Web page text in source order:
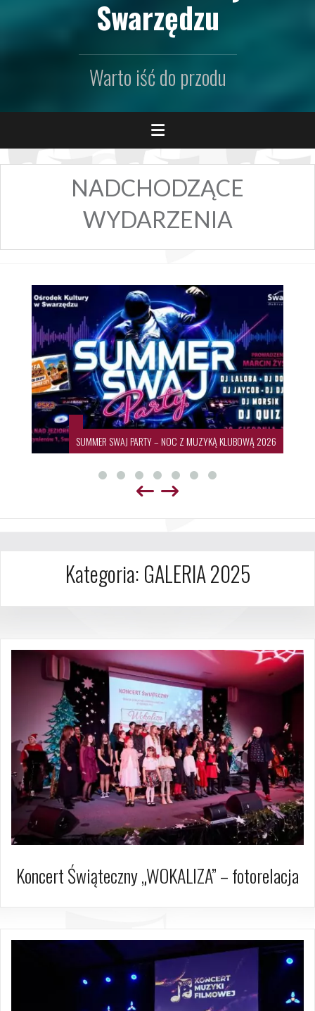
Swarzędzu
Warto iść do przodu
NADCHODZĄCE
WYDARZENIA
SUMMER SWAJ PARTY – NOC Z MUZYKĄ KLUBOWĄ 2026
Kategoria: GALERIA 2025
Koncert Świąteczny „WOKALIZA” – fotorelacja